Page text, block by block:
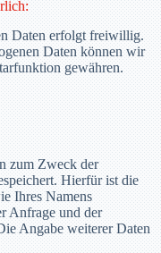
Daten erfolgt freiwillig.
Daten können wir
gewähren.
zum Zweck der
Hierfür ist die
Ihres Namens
Anfrage und der
Angabe weiterer Daten